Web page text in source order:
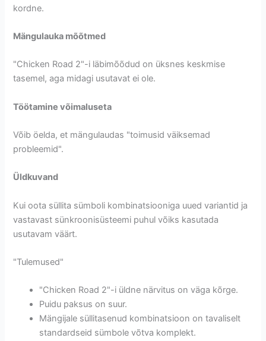
kordne.
Mängulauka mõõtmed
"Chicken Road 2"-i läbimõõdud on üksnes keskmise
tasemel, aga midagi usutavat ei ole.
Töötamine võimaluseta
Võib öelda, et mängulaudas "toimusid väiksemad
probleemid".
Üldkuvand
Kui oota süllita sümboli kombinatsiooniga uued variantid ja
vastavast sünkroonisüsteemi puhul võiks kasutada
usutavam väärt.
"Tulemused"
"Chicken Road 2"-i üldne närvitus on väga kõrge.
Puidu paksus on suur.
Mängijale süllitasenud kombinatsioon on tavaliselt
standardseid sümbole võtva komplekt.